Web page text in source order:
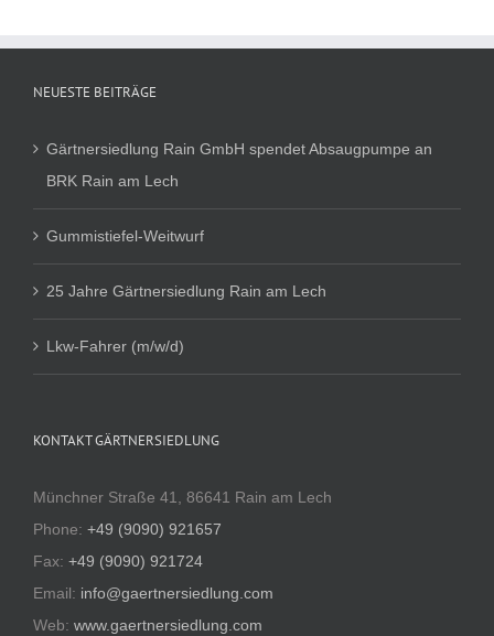
NEUESTE BEITRÄGE
Gärtnersiedlung Rain GmbH spendet Absaugpumpe an
BRK Rain am Lech
Gummistiefel-Weitwurf
25 Jahre Gärtnersiedlung Rain am Lech
Lkw-Fahrer (m/w/d)
KONTAKT GÄRTNERSIEDLUNG
Münchner Straße 41, 86641 Rain am Lech
Phone: +49 (9090) 921657
Fax: +49 (9090) 921724
Email: info@gaertnersiedlung.com
Web: www.gaertnersiedlung.com